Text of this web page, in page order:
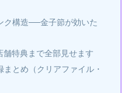
ク構造──金子節が効いた
特典まで全部見せます
とめ（クリアファイル・